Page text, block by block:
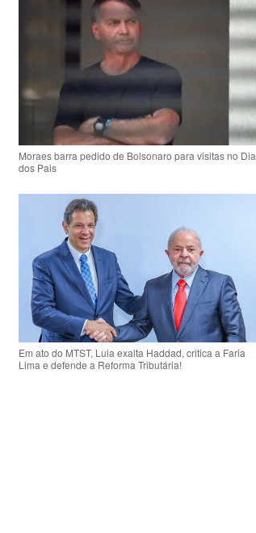
Moraes barra pedido de Bolsonaro para visitas no Dia
dos Pais
Em ato do MTST, Lula exalta Haddad, critica a Faria
Lima e defende a Reforma Tributária!